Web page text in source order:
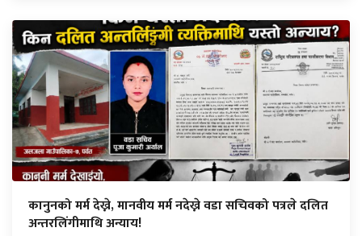
कानुनको मर्म देख्ने, मानवीय मर्म नदेख्ने वडा सचिवको पत्रले दलित
अन्तरलिंगीमाथि अन्याय!